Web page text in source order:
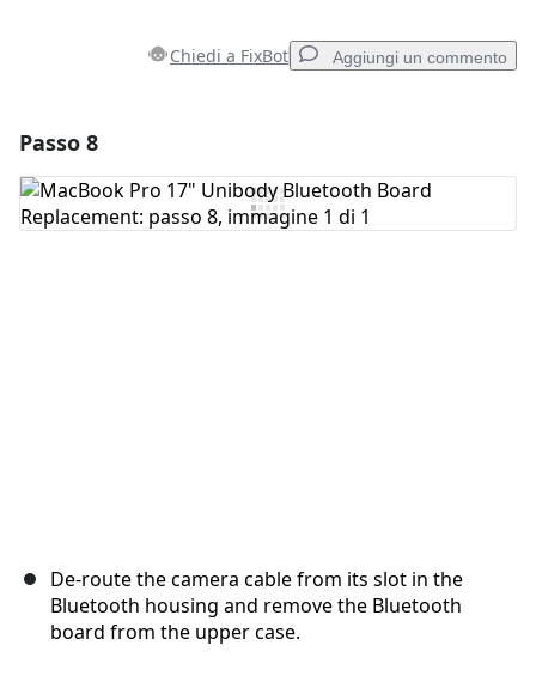
Chiedi a FixBot Aggiungi un commento
Aggiungi Commento
Passo 8
De-route the camera cable from its slot in the
Bluetooth housing and remove the Bluetooth
board from the upper case.